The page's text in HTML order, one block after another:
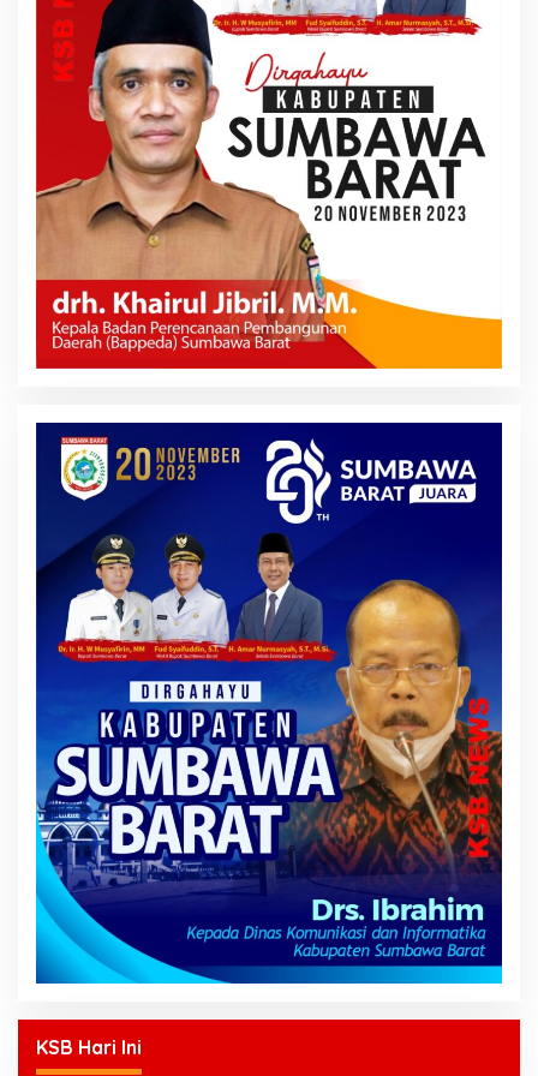
KSB Hari Ini